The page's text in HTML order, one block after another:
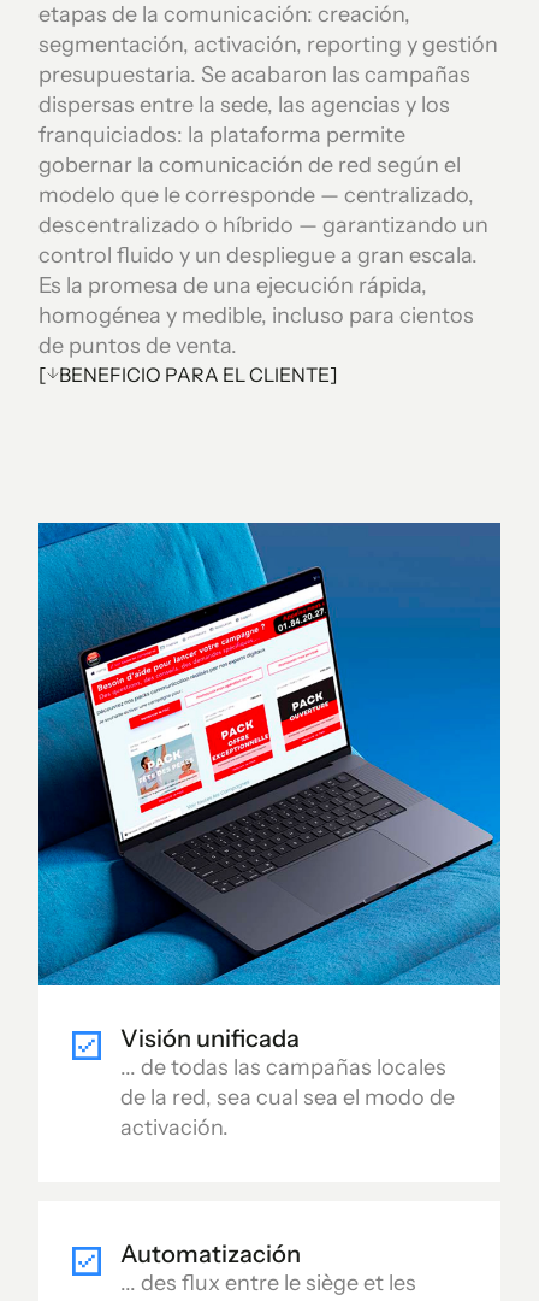
etapas de la comunicación: creación,
segmentación, activación, reporting y gestión
presupuestaria. Se acabaron las campañas
dispersas entre la sede, las agencias y los
franquiciados: la plataforma permite
gobernar la comunicación de red según el
modelo que le corresponde — centralizado,
descentralizado o híbrido — garantizando un
control fluido y un despliegue a gran escala.
Es la promesa de una ejecución rápida,
homogénea y medible, incluso para cientos
de puntos de venta.
[ BENEFICIO PARA EL CLIENTE]
Visión unificada
... de todas las campañas locales
de la red, sea cual sea el modo de
activación.
Automatización
... des flux entre le siège et les